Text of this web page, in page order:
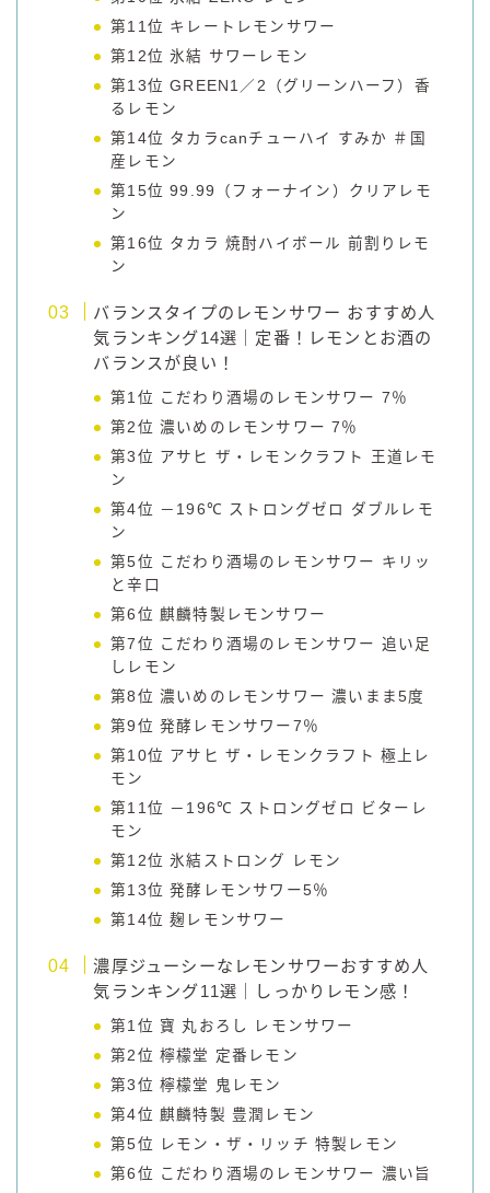
第11位 キレートレモンサワー
第12位 氷結 サワーレモン
第13位 GREEN1／2（グリーンハーフ）香
るレモン
第14位 タカラcanチューハイ すみか ＃国
産レモン
第15位 99.99（フォーナイン）クリアレモ
ン
第16位 タカラ 焼酎ハイボール 前割りレモ
ン
バランスタイプのレモンサワー おすすめ人
気ランキング14選｜定番！レモンとお酒の
バランスが良い！
第1位 こだわり酒場のレモンサワー 7％
第2位 濃いめのレモンサワー 7％
第3位 アサヒ ザ・レモンクラフト 王道レモ
ン
第4位 －196℃ ストロングゼロ ダブルレモ
ン
第5位 こだわり酒場のレモンサワー キリッ
と辛口
第6位 麒麟特製レモンサワー
第7位 こだわり酒場のレモンサワー 追い足
しレモン
第8位 濃いめのレモンサワー 濃いまま5度
第9位 発酵レモンサワー7％
第10位 アサヒ ザ・レモンクラフト 極上レ
モン
第11位 －196℃ ストロングゼロ ビターレ
モン
第12位 氷結ストロング レモン
第13位 発酵レモンサワー5％
第14位 麹レモンサワー
濃厚ジューシーなレモンサワーおすすめ人
気ランキング11選｜しっかりレモン感！
第1位 寶 丸おろし レモンサワー
第2位 檸檬堂 定番レモン
第3位 檸檬堂 鬼レモン
第4位 麒麟特製 豊潤レモン
第5位 レモン・ザ・リッチ 特製レモン
第6位 こだわり酒場のレモンサワー 濃い旨